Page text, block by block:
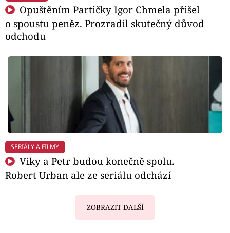
Opuštěním Partičky Igor Chmela přišel
o spoustu peněz. Prozradil skutečný důvod
odchodu
SERIÁLY A FILMY
Viky a Petr budou konečně spolu.
Robert Urban ale ze seriálu odchází
ZOBRAZIT DALŠÍ